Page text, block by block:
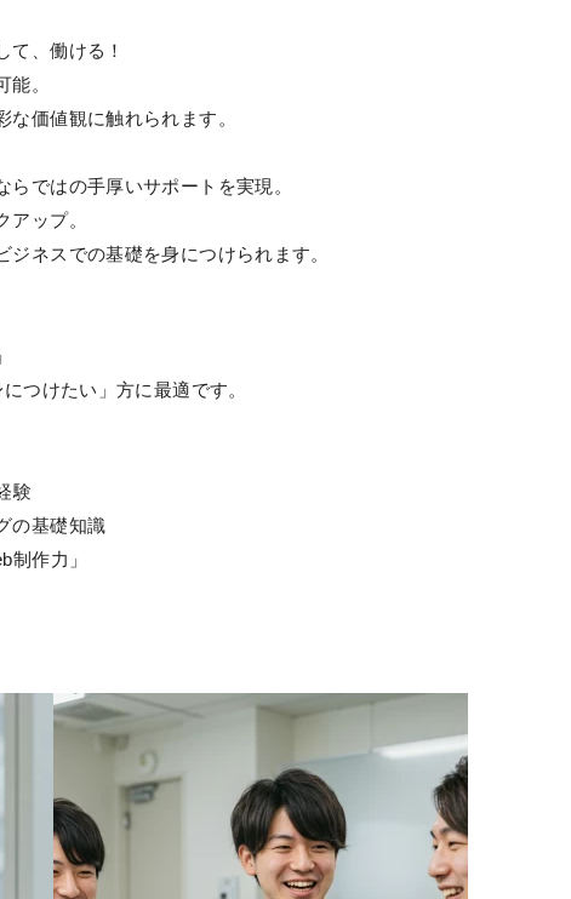
、働ける！
。
値観に触れられます。
ではの手厚いサポートを実現。
ップ。
スでの基礎を身につけられます。
たい」方に最適です。
験
の基礎知識
制作力」